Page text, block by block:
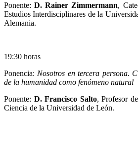
Ponente:D. Rainer Zimmermann,
Estudios Interdisciplinares de la
Alemania.
19:30 horas
Ponencia: Nosotros en tercera persona.
de la humanidad como fenómeno natural
Ponente: D. Francisco Salto, Profesor
Ciencia de la Universidad de León.